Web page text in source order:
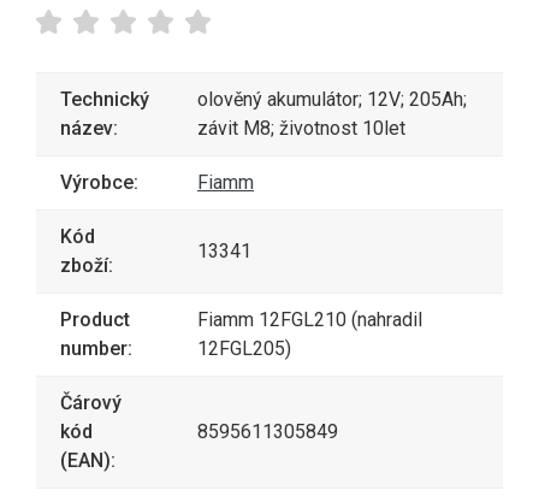
Technický
název:
olověný akumulátor; 12V; 205Ah;
závit M8; životnost 10let
Výrobce: Fiamm
Kód
zboží:
13341
Product
number:
Fiamm 12FGL210 (nahradil
12FGL205)
Čárový
kód
(EAN):
8595611305849